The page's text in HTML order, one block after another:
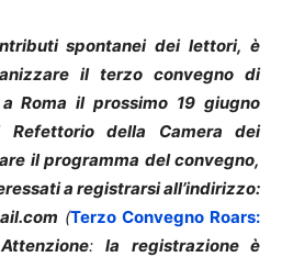
spontanei dei lettori, è
il terzo convegno di
Roma il prossimo 19 giugno
della Camera dei
il programma del convegno,
a registrarsi all’indirizzo:
(Terzo Convegno Roars:
Attenzione:la registrazione è